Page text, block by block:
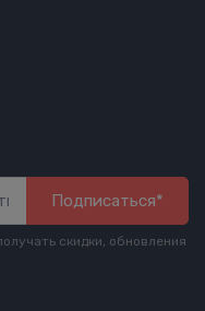
Подписаться*
скидки, обновления